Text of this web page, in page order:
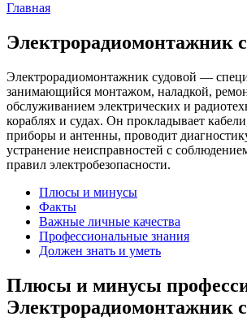
Главная
Элек­тро­ради­омон­тажник
Электрорадиомонтажник судовой —
занимающийся монтажом, наладкой,
обслуживанием электрических и
кораблях и судах. Он прокладывает
приборы и антенны, проводит
устранение неисправностей с
правил электробезопасности.
Плюсы и минусы
Факты
Важные личные качества
Профессиональные знания
Должен знать и уметь
Плюсы и минусы
Электрорадиомонтажник